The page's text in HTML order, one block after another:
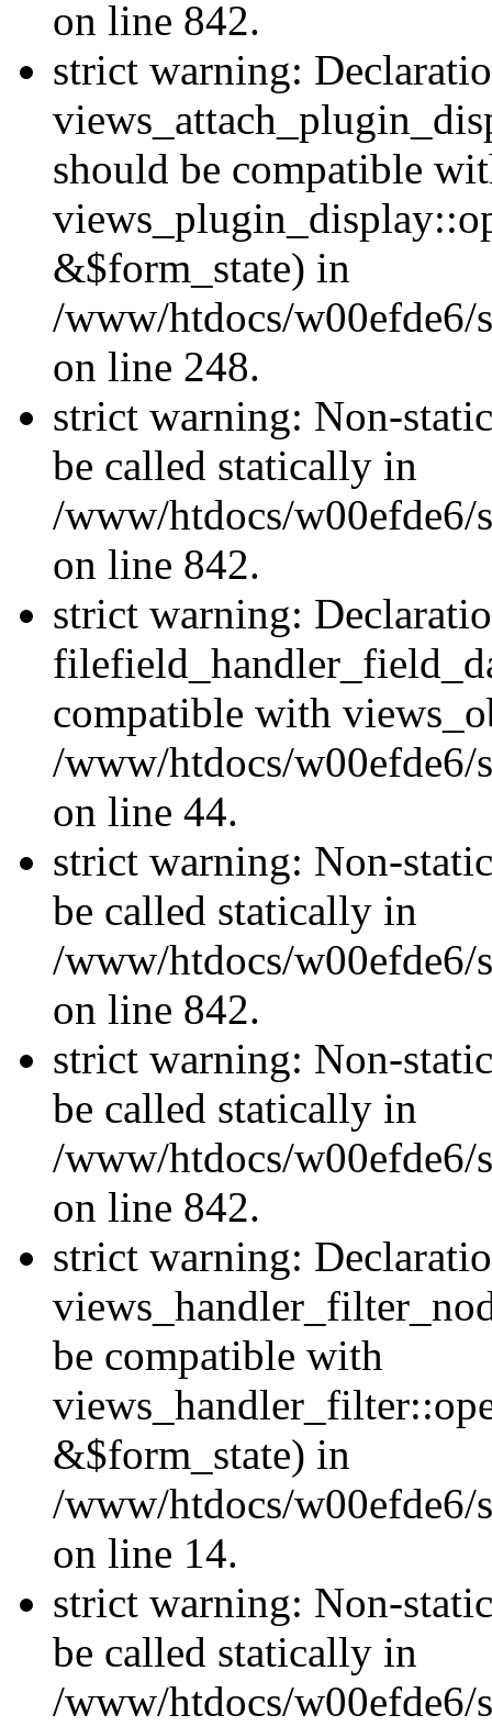
on line 842.
strict warning:
should be compatible
&$form_state) in
/www/htdocs/w00efde6/
on line 248.
strict warning: Non-
be called statically in
/www/htdocs/w00efde6/
on line 842.
strict warning:
compatible with
/www/htdocs/
on line 44.
strict warning: Non-
be called statically in
/www/htdocs/w00efde6/
on line 842.
strict warning: Non-
be called statically in
/www/htdocs/w00efde6/
on line 842.
strict warning:
be compatible with
&$form_state) in
/www/htdocs/w00efde6/
on line 14.
strict warning: Non-
be called statically in
/www/htdocs/w00efde6/